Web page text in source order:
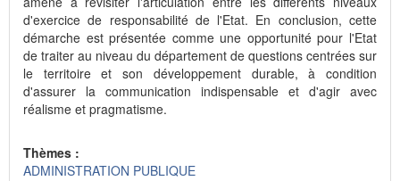
d'exercice de responsabilité de l'Etat. En conclusion, cette
démarche est présentée comme une opportunité pour l'Etat
de traiter au niveau du département de questions centrées sur
le territoire et son développement durable, à condition
d'assurer la communication indispensable et d'agir avec
réalisme et pragmatisme.
Thèmes :
ADMINISTRATION PUBLIQUE